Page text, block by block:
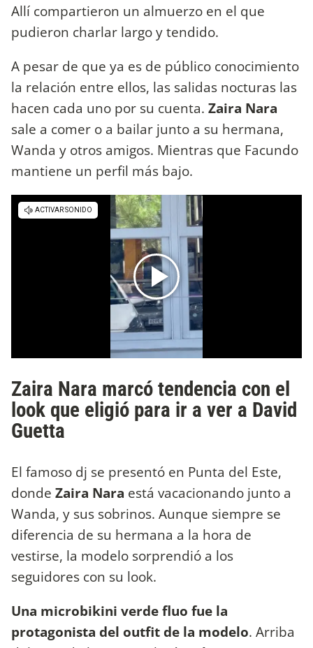
Allí compartieron un almuerzo en el que
pudieron charlar largo y tendido.
A pesar de que ya es de público conocimiento
la relación entre ellos, las salidas nocturas las
hacen cada uno por su cuenta. Zaira Nara
sale a comer o a bailar junto a su hermana,
Wanda y otros amigos. Mientras que Facundo
mantiene un perfil más bajo.
Zaira Nara marcó tendencia con el
look que eligió para ir a ver a David
Guetta
El famoso dj se presentó en Punta del Este,
donde Zaira Nara está vacacionando junto a
Wanda, y sus sobrinos. Aunque siempre se
diferencia de su hermana a la hora de
vestirse, la modelo sorprendió a los
seguidores con su look.
Una microbikini verde fluo fue la
protagonista del outfit de la modelo. Arriba